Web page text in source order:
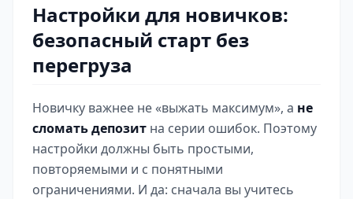
Настройки для новичков:
безопасный старт без
перегруза
Новичку важнее не «выжать максимум», а не
сломать депозит на серии ошибок. Поэтому
настройки должны быть простыми,
повторяемыми и с понятными
ограничениями. И да: сначала вы учитесь